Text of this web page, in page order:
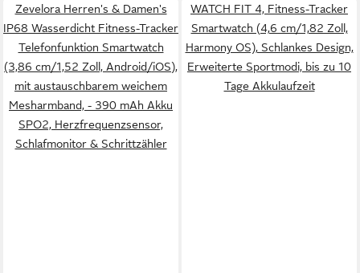
Zevelora Herren's & Damen's
IP68 Wasserdicht Fitness-Tracker
Telefonfunktion Smartwatch
(3,86 cm/1,52 Zoll, Android/iOS),
mit austauschbarem weichem
Mesharmband, - 390 mAh Akku
SPO2, Herzfrequenzsensor,
Schlafmonitor & Schrittzähler
WATCH FIT 4, Fitness-Tracker
Smartwatch (4,6 cm/1,82 Zoll,
Harmony OS), Schlankes Design,
Erweiterte Sportmodi, bis zu 10
Tage Akkulaufzeit